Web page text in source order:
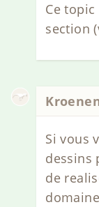
Ce
section
Si vous
dessins
de